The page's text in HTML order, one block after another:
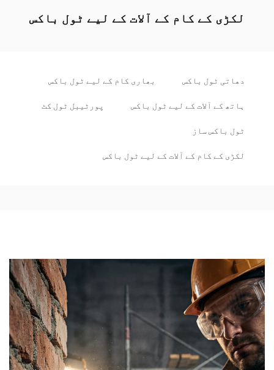
لکڑی کے کام کے آلات کے لیے ٹول باکس
دھاتی ٹول باکس بھاری کام کے لیے ٹول باکس
ہاتھ کے آلات کے لیے ٹول باکس پورٹیبل ٹول کٹ
ٹول باکس ساز
لکڑی کے کام کے آلات کے لیے ٹول باکس